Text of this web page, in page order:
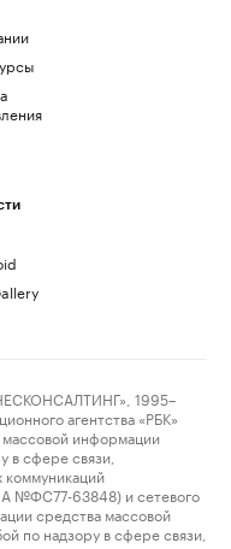
1995–
агентства «РБК»
массовой информации
в сфере связи,
№ФС77-63848) и сетевого
средства массовой
по надзору в сфере связи,